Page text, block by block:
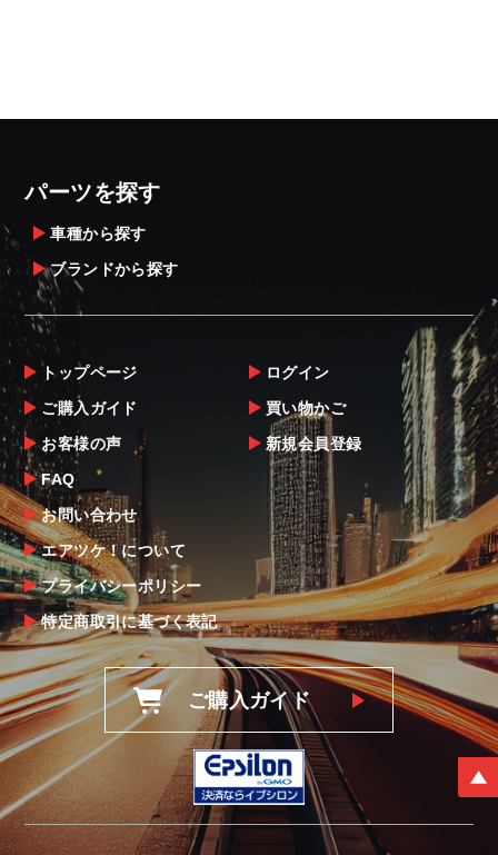
パーツを探す
車種から探す
ブランドから探す
トップページ
ご購入ガイド
お客様の声
FAQ
お問い合わせ
エアツケ！について
プライバシーポリシー
特定商取引に基づく表記
ログイン
買い物かご
新規会員登録
ご購入ガイド